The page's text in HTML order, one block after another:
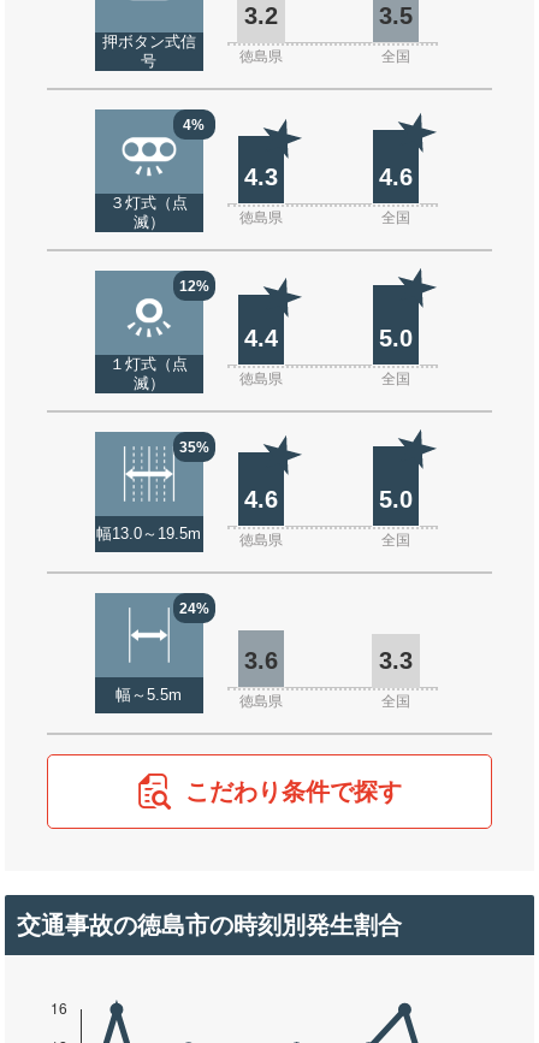
押ボタン式信
号
3.2 3.5
徳島県 全国
4%
３灯式（点
滅）
4.3 4.6
徳島県 全国
12%
１灯式（点
滅）
4.4 5.0
徳島県 全国
35%
幅13.0～19.5m
4.6 5.0
徳島県 全国
24%
幅～5.5m
3.6 3.3
徳島県 全国
こだわり条件で探す
交通事故の徳島市の時刻別発生割合